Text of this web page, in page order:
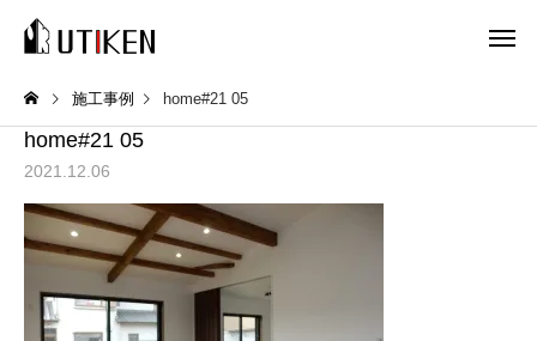
施工事例 home#21 05
home#21 05
2021.12.06